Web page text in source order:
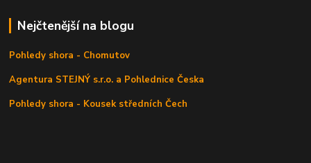
Nejčtenější na blogu
Pohledy shora - Chomutov
Agentura STEJNÝ s.r.o. a Pohlednice Česka
Pohledy shora - Kousek středních Čech